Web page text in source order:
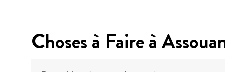
Choses à Faire à